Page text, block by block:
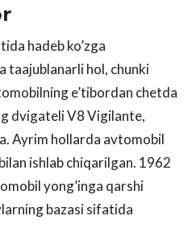
hadeb ko’zga
taajublanarli hol, chunki
e’tibordan chetda
dvigateli V8 Vigilante,
Ayrim hollarda avtomobil
ishlab chiqarilgan. 1962
yong’inga qarshi
bazasi sifatida